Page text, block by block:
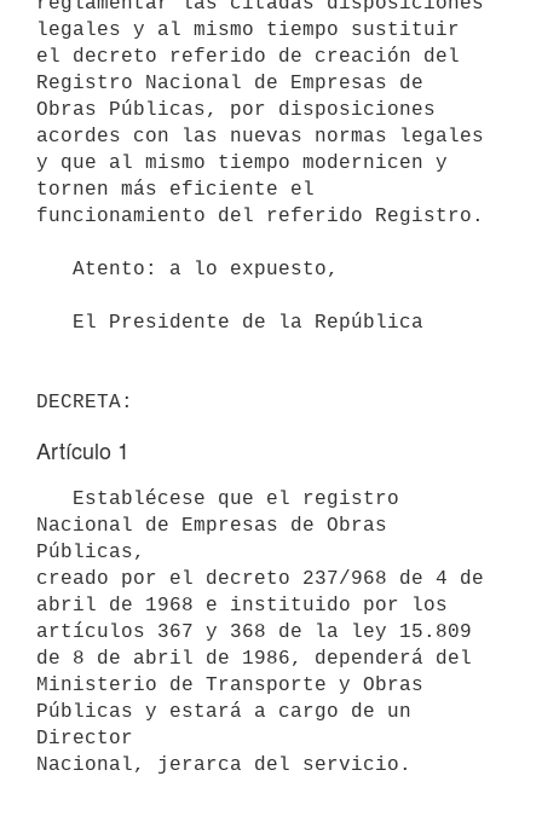
legales y al mismo tiempo sustituir
el decreto referido de creación del
Registro Nacional de Empresas de
Obras Públicas, por disposiciones
acordes con las nuevas normas legales
y que al mismo tiempo modernicen y
tornen más eficiente el
funcionamiento del referido Registro.
DECRETA:
Artículo 1
Nacional de Empresas de Obras
Públicas,
creado por el decreto 237/968 de 4 de
abril de 1968 e instituido por los
artículos 367 y 368 de la ley 15.809
de 8 de abril de 1986, dependerá del
Ministerio de Transporte y Obras
Públicas y estará a cargo de un
Director
Nacional, jerarca del servicio.